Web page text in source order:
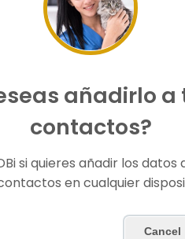
añadirlo a
contactos?
si quieres añadir los datos
en cualquier
Cancel